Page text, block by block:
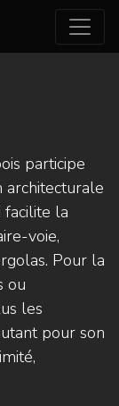
participe
architecturale
la
voie,
Pour la
ou
les
pour son